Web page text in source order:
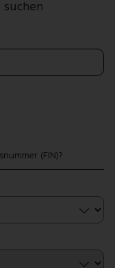
suchen
(FIN)?